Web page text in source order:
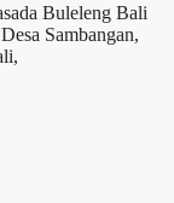
Buleleng Bali
Sambangan,